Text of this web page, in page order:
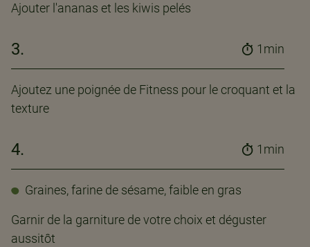
Ajouter l'ananas et les kiwis pelés
3. 1min
Ajoutez une poignée de Fitness pour le croquant et la
texture
4. 1min
Graines, farine de sésame, faible en gras
Garnir de la garniture de votre choix et déguster
aussitôt